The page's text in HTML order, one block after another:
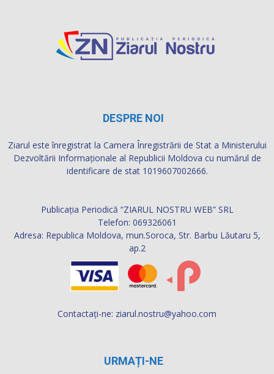
DESPRE NOI
Ziarul este înregistrat la Camera Înregistrării de Stat a Ministerului
Dezvoltării Informaţionale al Republicii Moldova cu numărul de
identificare de stat 1019607002666.
Publicația Periodică “ZIARUL NOSTRU WEB” SRL
Telefon: 069326061
Adresa: Republica Moldova, mun.Soroca, Str. Barbu Lăutaru 5,
ap.2
Contactați-ne: ziarul.nostru@yahoo.com
URMAȚI-NE